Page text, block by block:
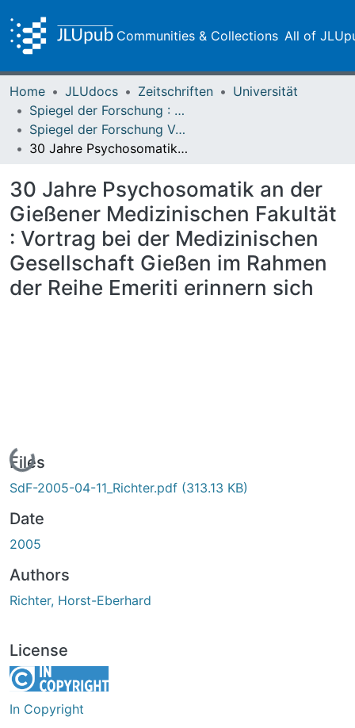
Communities & Collections All of
Home JLUdocs Zeitschriften
Universität
Spiegel der Forschung : Wissenschaftsmagazin
Spiegel der Forschung Vol. 22 (2005) Heft 1/2
30 Jahre Psychosomatik an der Gießener Medizinischen Fakultät : Vortrag bei der Medizinischen Gesellschaft Gießen im Rahmen der Reihe Emeriti erinnern sich
30 Jahre Psychosomatik an der
Gießener Medizinischen Fakultät
: Vortrag bei der Medizinischen
Gesellschaft Gießen im Rahmen
der Reihe Emeriti erinnern sich
Loading...
Files
SdF-2005-04-11_Richter.pdf (313.13 KB)
Date
2005
Authors
Richter, Horst-Eberhard
License
In Copyright